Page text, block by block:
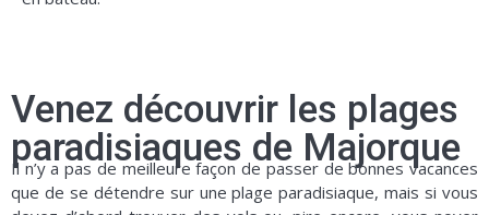
Venez découvrir les plages
paradisiaques de Majorque
Il n’y a pas de meilleure façon de passer de bonnes vacances
que de se détendre sur une plage paradisiaque, mais si vous